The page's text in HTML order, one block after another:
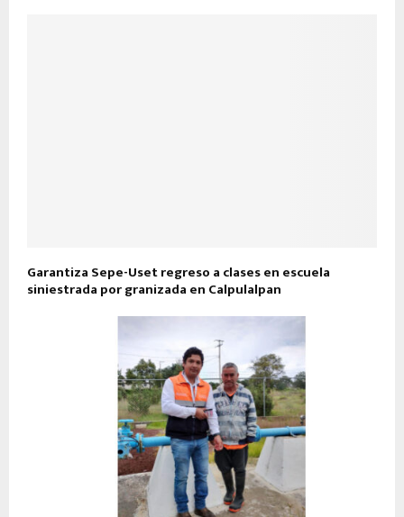
Garantiza Sepe-Uset regreso a clases en escuela
siniestrada por granizada en Calpulalpan